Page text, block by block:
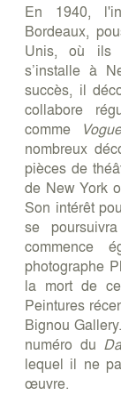
En 1940,
Bordeaux,
Unis, où ils
s’installe à
succès, il
collabore
comme
nombreux
pièces de
de New York
Son intérêt
se
commence
photographe
la mort de
Peintures
Bignou
numéro du
lequel il ne
œuvre.